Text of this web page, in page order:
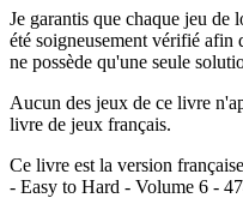
Je garantis que chaque jeu
été soigneusement vérifié afin
ne possède qu'une seule
Aucun des jeux de ce livre
livre de jeux français.
Ce livre est la version
- Easy to Hard - Volume 6 -